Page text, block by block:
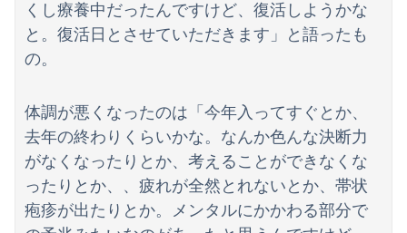
【物議】沖縄の大型パーク「ジャングリア」、とんでもない物を投入してしまう！！！！！
くし療養中だったんですけど、復活しようかな
と。復活日とさせていただきます」と語ったも
の。
体調が悪くなったのは「今年入ってすぐとか、
去年の終わりくらいかな。なんか色んな決断力
がなくなったりとか、考えることができなくな
ったりとか、、疲れが全然とれないとか、帯状
疱疹が出たりとか。メンタルにかかわる部分で